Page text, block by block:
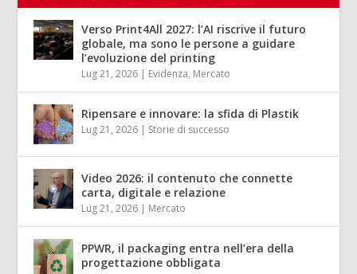
Verso Print4All 2027: l’AI riscrive il futuro
globale, ma sono le persone a guidare
l’evoluzione del printing
Lug 21, 2026 | Evidenza, Mercato
Ripensare e innovare: la sfida di Plastik
Lug 21, 2026 | Storie di successo
Video 2026: il contenuto che connette
carta, digitale e relazione
Lug 21, 2026 | Mercato
PPWR, il packaging entra nell’era della
progettazione obbligata